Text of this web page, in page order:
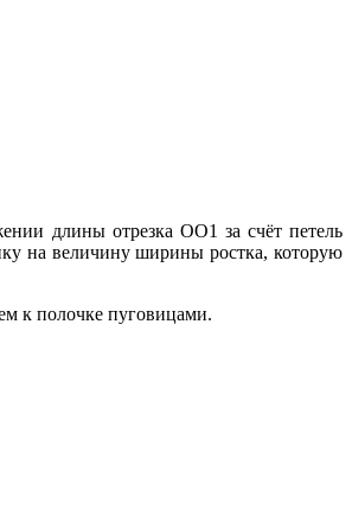
длины отрезка ОО1 за счёт петель
на величину ширины ростка, которую
к полочке пуговицами.